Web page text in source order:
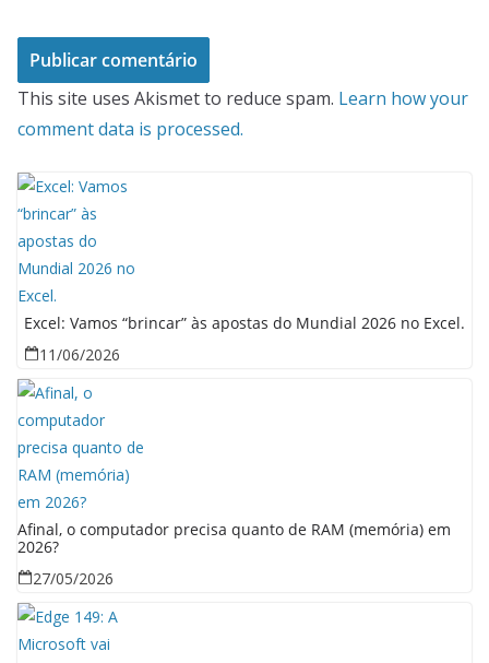
This site uses Akismet to reduce spam. Learn how your
comment data is processed.
Excel: Vamos “brincar” às apostas do Mundial 2026 no Excel.
11/06/2026
Afinal, o computador precisa quanto de RAM (memória) em
2026?
27/05/2026